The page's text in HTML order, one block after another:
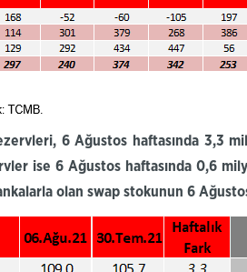
6 Ağustos haftasında 3,3
ise 6 Ağustos haftasında 0,6
olan swap stokunun 6